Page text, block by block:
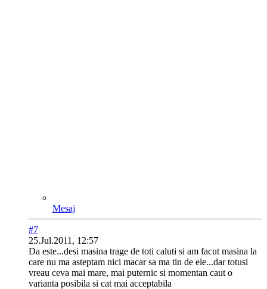
Mesaj
#7
25.Jul.2011, 12:57
Da este...desi masina trage de toti caluti si am facut masina la
care nu ma asteptam nici macar sa ma tin de ele...dar totusi
vreau ceva mai mare, mai puternic si momentan caut o
varianta posibila si cat mai acceptabila